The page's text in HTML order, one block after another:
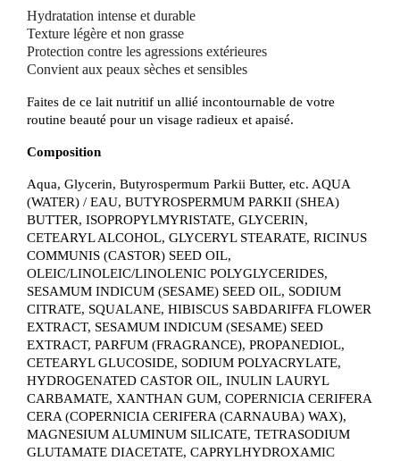
Hydratation intense et durable
Texture légère et non grasse
Protection contre les agressions extérieures
Convient aux peaux sèches et sensibles
Faites de ce lait nutritif un allié incontournable de votre
routine beauté pour un visage radieux et apaisé.
Composition
Aqua, Glycerin, Butyrospermum Parkii Butter, etc. AQUA
(WATER) / EAU, BUTYROSPERMUM PARKII (SHEA)
BUTTER, ISOPROPYLMYRISTATE, GLYCERIN,
CETEARYL ALCOHOL, GLYCERYL STEARATE, RICINUS
COMMUNIS (CASTOR) SEED OIL,
OLEIC/LINOLEIC/LINOLENIC POLYGLYCERIDES,
SESAMUM INDICUM (SESAME) SEED OIL, SODIUM
CITRATE, SQUALANE, HIBISCUS SABDARIFFA FLOWER
EXTRACT, SESAMUM INDICUM (SESAME) SEED
EXTRACT, PARFUM (FRAGRANCE), PROPANEDIOL,
CETEARYL GLUCOSIDE, SODIUM POLYACRYLATE,
HYDROGENATED CASTOR OIL, INULIN LAURYL
CARBAMATE, XANTHAN GUM, COPERNICIA CERIFERA
CERA (COPERNICIA CERIFERA (CARNAUBA) WAX),
MAGNESIUM ALUMINUM SILICATE, TETRASODIUM
GLUTAMATE DIACETATE, CAPRYLHYDROXAMIC